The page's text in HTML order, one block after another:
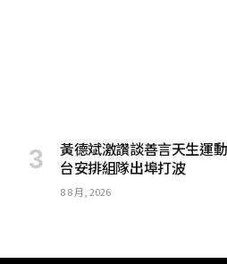
黃德斌激讚談善言天生運
台安排組隊出埠打波
8 8 月, 2026